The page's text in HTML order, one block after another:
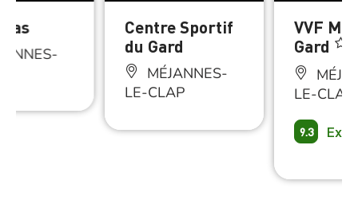
Centre Sportif
du Gard
MÉJANNES-
LE-CLAP
VVF
Gard
LE-CLAP
9.3